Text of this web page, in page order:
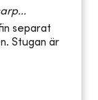
separat
Stugan är